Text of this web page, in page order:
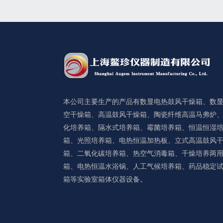
本公司主要生产的产品有数显电热鼓风干燥箱、数
空干燥箱、高温鼓风干燥箱、陶瓷纤维高温马弗炉
化培养箱、隔水式培养箱、霉菌培养箱、恒温恒湿
箱、光照培养箱、电热恒温加热板、立式高温鼓风
箱、二氧化碳培养箱、热空气消毒箱、干燥培养两用
箱、电热恒温水浴锅、人工气候培养箱、药品稳定
箱等实验室箱体仪器设备。